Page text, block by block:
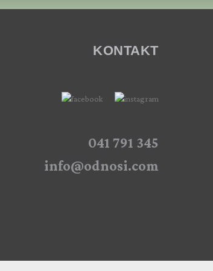
KONTAKT
041 791 345
info@odnosi.com